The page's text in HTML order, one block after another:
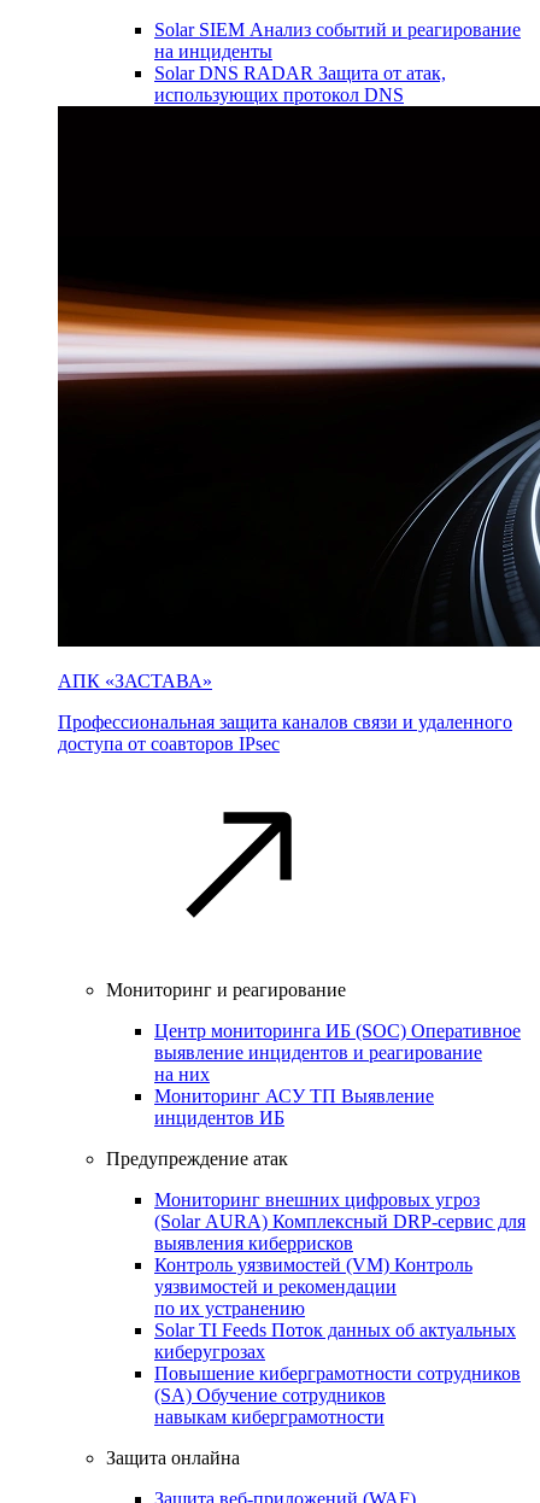
Solar SIEM Анализ событий и реагирование
на инциденты
Solar DNS RADAR Защита от атак,
использующих протокол DNS
АПК «ЗАСТАВА»
Профессиональная защита каналов связи и удаленного
доступа от соавторов IPsec
Мониторинг и реагирование
Центр мониторинга ИБ (SOC) Оперативное
выявление инцидентов и реагирование
на них
Мониторинг АСУ ТП Выявление
инцидентов ИБ
Предупреждение атак
Мониторинг внешних цифровых угроз
(Solar AURA) Комплексный DRP-сервис для
выявления киберрисков
Контроль уязвимостей (VM) Контроль
уязвимостей и рекомендации
по их устранению
Solar TI Feeds Поток данных об актуальных
киберугрозах
Повышение киберграмотности сотрудников
(SA) Обучение сотрудников
навыкам киберграмотности
Защита онлайна
Защита веб-приложений (WAF)